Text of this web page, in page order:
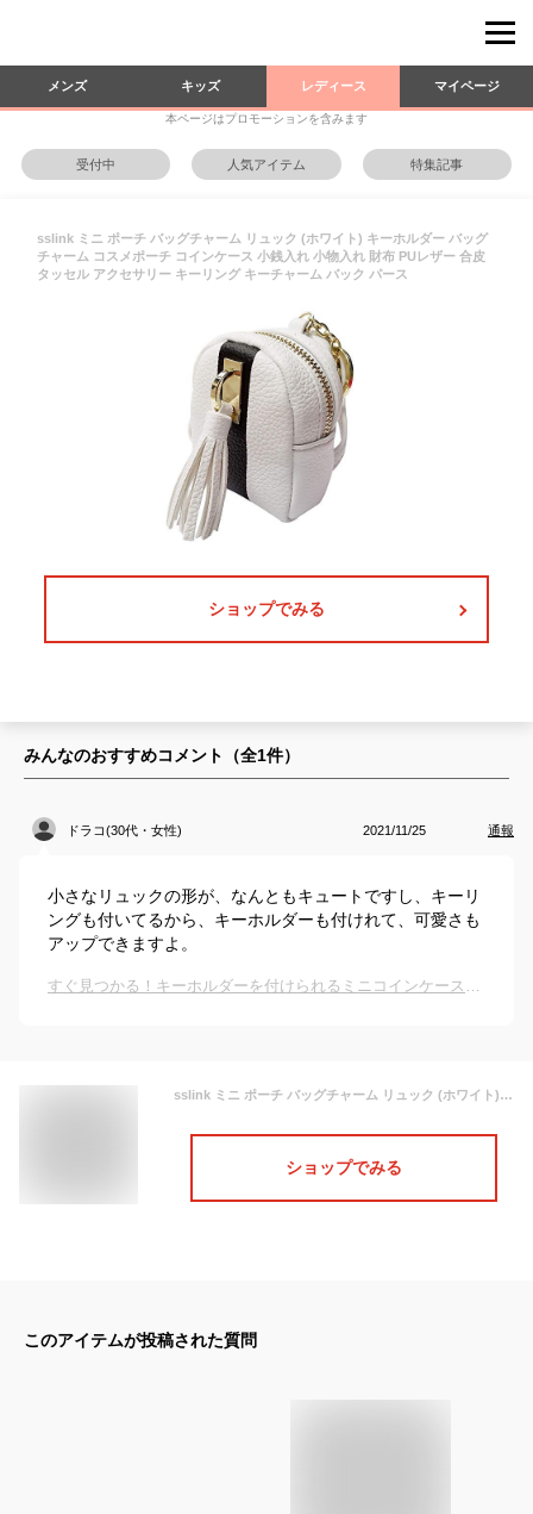
メンズ キッズ レディース マイページ
本ページはプロモーションを含みます
受付中 人気アイテム 特集記事
sslink ミニ ポーチ バッグチャーム リュック (ホワイト) キーホルダー バッグ
チャーム コスメポーチ コインケース 小銭入れ 小物入れ 財布 PUレザー 合皮
タッセル アクセサリー キーリング キーチャーム バック パース
ショップでみる
みんなのおすすめコメント（全1件）
ドラコ(30代・女性) 2021/11/25 通報
小さなリュックの形が、なんともキュートですし、キーリ
ングも付いてるから、キーホルダーも付けれて、可愛さも
アップできますよ。
すぐ見つかる！キーホルダーを付けられるミニコインケースのおすすめは？
sslink ミニ ポーチ バッグチャーム リュック (ホワイト) キーホルダー バッグ チャーム コスメポーチ コインケース 小銭入れ 小物入れ 財布 PUレザー 合皮 タッセル アクセサリー キーリング キーチャーム バック パース
ショップでみる
このアイテムが投稿された質問